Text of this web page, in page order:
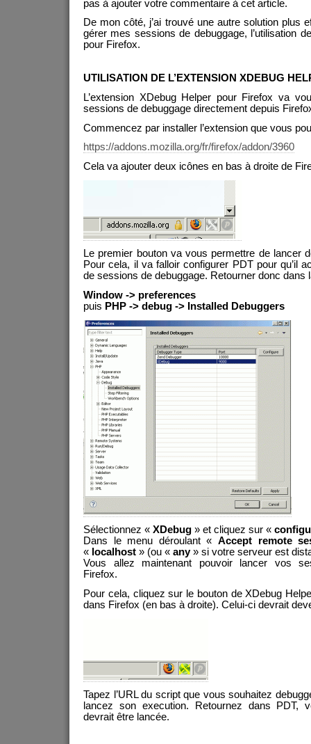
pas à ajouter votre commentaire à cet article.
De mon côté, j’ai trouvé une autre solution plus
gérer mes sessions de debuggage, l’utilisation
pour Firefox.
UTILISATION DE L’EXTENSION XDEBUG
L’extension XDebug Helper pour Firefox va
sessions de debuggage directement depuis
Commencez par installer l’extension que vous
https://addons.mozilla.org/fr/firefox/addon/3960
Cela va ajouter deux icônes en bas à droite de
Le premier bouton va vous permettre de lancer
Pour cela, il va falloir configurer PDT pour qu’il
de sessions de debuggage. Retourner donc dans
Window -> preferences
puis PHP -> debug -> Installed Debuggers
Sélectionnez « XDebug » et cliquez sur «
Dans le menu déroulant « Accept remote
« localhost » (ou « any» si votre serveur est
Vous allez maintenant pouvoir lancer vos
Firefox.
Pour cela, cliquez sur le bouton de XDebug
dans Firefox (en bas à droite). Celui-ci devrait
Tapez l’URL du script que vous souhaitez
lancez son execution. Retournez dans PDT,
devrait être lancée.